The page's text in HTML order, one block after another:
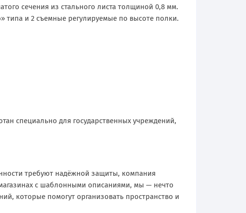
сечения из стального листа толщиной 0,8 мм.
типа и 2 съемные регулируемые по высоте полки.
специально для государственных учреждений,
требуют надёжной защиты, компания
с шаблонными описаниями, мы — нечто
которые помогут организовать пространство и